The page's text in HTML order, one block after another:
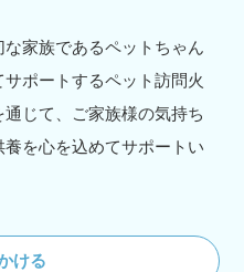
家族であるペットちゃん
ポートするペット訪問火
じて、ご家族様の気持ち
を心を込めてサポートい
ける